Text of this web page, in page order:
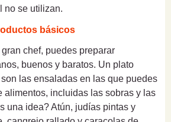
no se utilizan.
básicos
chef, puedes preparar
buenos y baratos. Un plato
las ensaladas en las que puedes
alimentos, incluidas las sobras y las
una idea? Atún, judías pintas y